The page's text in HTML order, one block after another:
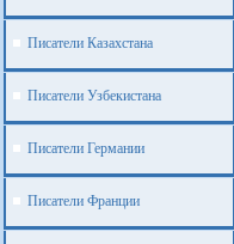
Писатели Казахстана
Писатели Узбекистана
Писатели Германии
Писатели Франции